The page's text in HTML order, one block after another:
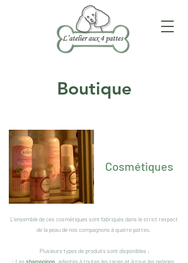
Boutique
Cosmétiques
L'ensemble de ces cosmétiques sont fabriqués dans le strict respect
de la peau de nos compagnons à quatre pattes.
Plusieurs types de produits sont disponibles :
- Les shampoings, adaptés à toutes les races et à tous les pelages.